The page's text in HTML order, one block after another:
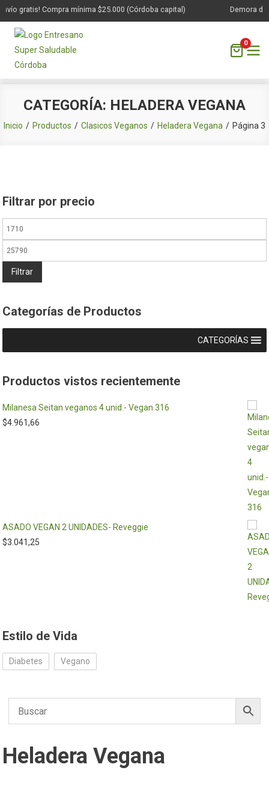
gratis! Compra mínima $25.000 (Córdoba capital) Demora de
contenido
0
CATEGORÍA: HELADERA VEGANA
Inicio Productos Clasicos Veganos Heladera Vegana Página 3
Heladera Vegana
Filtrar por precio
Precio
Precio
Filtrar
Categorías de Productos
CATEGORÍAS
Productos vistos recientemente
Milanesa Seitan veganos 4 unid.- Vegan 316
$4.961,66
ASADO VEGAN 2 UNIDADES- Reveggie
$3.041,25
Estilo de Vida
Diabetes Vegano